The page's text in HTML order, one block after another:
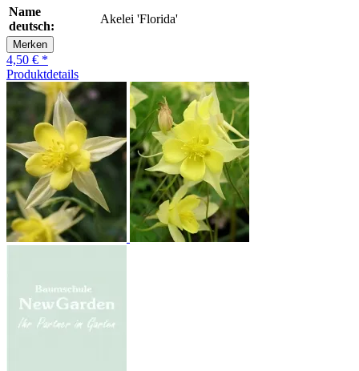
Name
deutsch:
Akelei 'Florida'
Merken
4,50 € *
Produktdetails